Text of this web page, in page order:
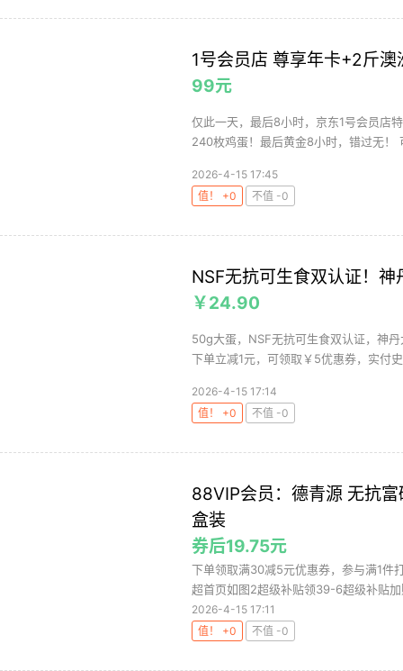
1号会员店 尊享年卡+2斤
99元
仅此一天，最后8小时，京东1号会员店
240枚鸡蛋！最后黄金8小时，错过无！
2026-4-15 17:45
值！ +0
不值 -0
NSF无抗可生食双认证！
￥24.90
50g大蛋，NSF无抗可生食双认证，神
下单立减1元，可领取￥5优惠券，实付
2026-4-15 17:14
值！ +0
不值 -0
88VIP会员：德青源 无抗
盒装
券后19.75元
下单领取满30减5元优惠券，参与满1件
超首页如图2超级补贴领39-6超级补贴
2026-4-15 17:11
值！ +0
不值 -0